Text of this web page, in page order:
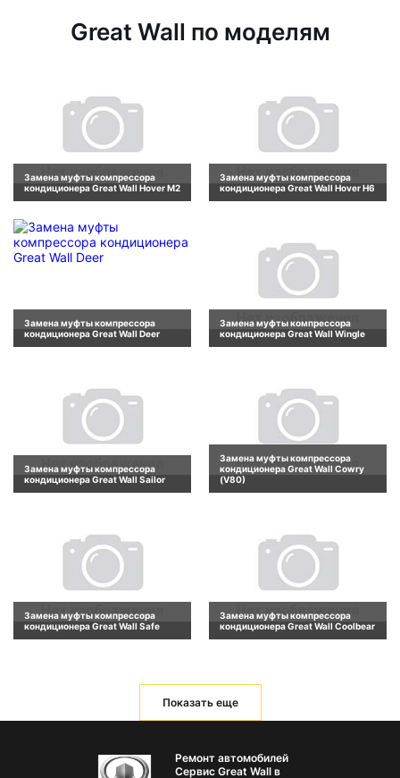
Great Wall по моделям
Замена муфты компрессора
кондиционера Great Wall Hover M2
Замена муфты компрессора
кондиционера Great Wall Hover H6
Замена муфты компрессора
кондиционера Great Wall Deer
Замена муфты компрессора
кондиционера Great Wall Wingle
Замена муфты компрессора
кондиционера Great Wall Sailor
Замена муфты компрессора
кондиционера Great Wall Cowry
(V80)
Замена муфты компрессора
кондиционера Great Wall Safe
Замена муфты компрессора
кондиционера Great Wall Coolbear
Показать еще
Ремонт автомобилей
Сервис Great Wall в